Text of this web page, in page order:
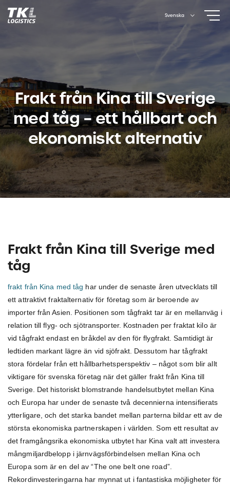
Skip
to
Svenska
Frakt från Kina till Sverige
med tåg – ett hållbart och
ekonomiskt alternativ
Frakt från Kina till Sverige med
tåg
frakt från Kina med tåg har under de senaste åren utvecklats till
ett attraktivt fraktalternativ för företag som är beroende av
importer från Asien. Positionen som tågfrakt tar är en mellanväg i
relation till flyg- och sjötransporter. Kostnaden per fraktat kilo är
vid tågfrakt endast en bråkdel av den för flygfrakt. Samtidigt är
ledtiden markant lägre än vid sjöfrakt. Dessutom har tågfrakt
stora fördelar från ett hållbarhetsperspektiv – något som blir allt
viktigare för svenska företag när det gäller frakt från Kina till
Sverige. Det historiskt blomstrande handelsutbytet mellan Kina
och Europa har under de senaste två decennierna intensifierats
ytterligare, och det starka bandet mellan parterna bildar ett av de
största ekonomiska partnerskapen i världen. Som ett resultat av
det framgångsrika ekonomiska utbytet har Kina valt att investera
mångmiljardbelopp i järnvägsförbindelsen mellan Kina och
Europa som är en del av “The one belt one road”.
Rekordinvesteringarna har mynnat ut i fantastiska möjligheter för